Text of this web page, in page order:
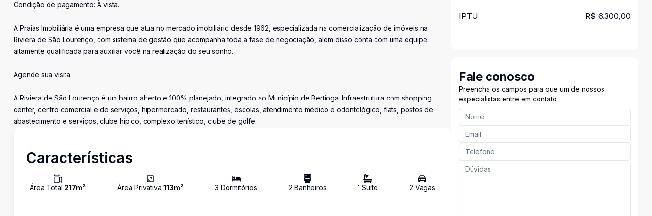
Condição de pagamento: À vista.
A Praias Imobiliária é uma empresa que atua no mercado imobiliário desde 1962, especializada na comercialização de imóveis na
Riviera de São Lourenço, com sistema de gestão que acompanha toda a fase de negociação, além disso conta com uma equipe
altamente qualificada para auxiliar você na realização do seu sonho.
Agende sua visita.
A Riviera de São Lourenço é um bairro aberto e 100% planejado, integrado ao Município de Bertioga. Infraestrutura com shopping
center, centro comercial e de serviços, hipermercado, restaurantes, escolas, atendimento médico e odontológico, flats, postos de
abastecimento e serviços, clube hípico, complexo tenístico, clube de golfe.
Características
Área Total 217m² Área Privativa 113m² 3 Dormitórios 2 Banheiros 1 Suíte 2 Vagas
IPTU R$ 6.300,00
Fale conosco
Preencha os campos para que um de nossos
especialistas entre em contato